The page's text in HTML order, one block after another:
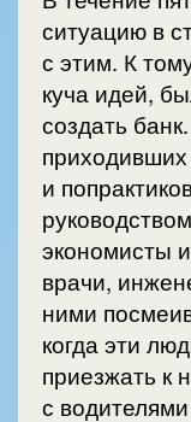
ситуацию в
с этим. К
куча идей,
создать
и
экономисты
врачи,
ними
когда эти
приезжать к
с